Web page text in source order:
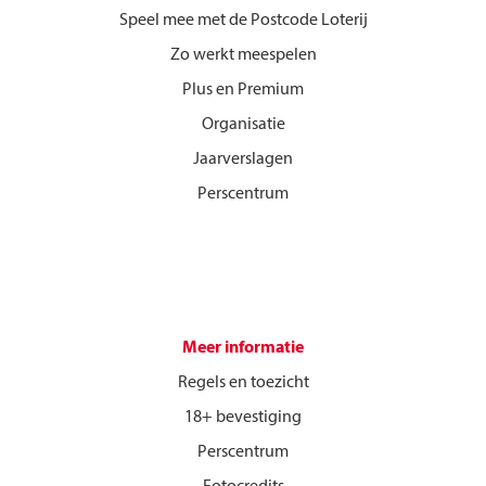
Speel mee met de Postcode Loterij
Zo werkt meespelen
Plus en Premium
Organisatie
Jaarverslagen
Perscentrum
Meer informatie
Regels en toezicht
18+ bevestiging
Perscentrum